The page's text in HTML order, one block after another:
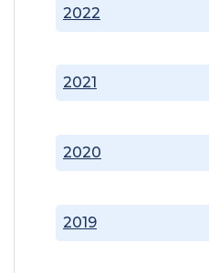
2019
2020
2021
2022